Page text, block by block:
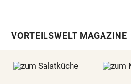
VORTEILSWELT MAGAZINE